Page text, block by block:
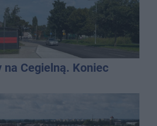
na Cegielną. Koniec